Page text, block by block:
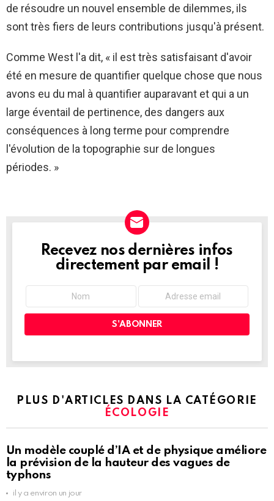
de résoudre un nouvel ensemble de dilemmes, ils
sont très fiers de leurs contributions jusqu'à présent.
Comme West l'a dit, « il est très satisfaisant d'avoir
été en mesure de quantifier quelque chose que nous
avons eu du mal à quantifier auparavant et qui a un
large éventail de pertinence, des dangers aux
conséquences à long terme pour comprendre
l'évolution de la topographie sur de longues
périodes. »
NEWSLETTER
Recevez nos dernières infos
directement par email !
PLUS D'ARTICLES DANS LA CATÉGORIE
ÉCOLOGIE
Un modèle couplé d’IA et de physique améliore
la prévision de la hauteur des vagues de
typhons
il y a environ un jour